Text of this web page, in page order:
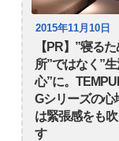
2015年11月10日
【PR】”寝る
所”ではなく”
心”に。
Gシリーズの心
は緊張感をも
す